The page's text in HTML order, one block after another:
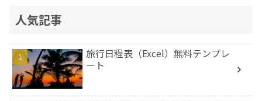
人気記事
旅行日程表（Excel）無料テンプレ
ート